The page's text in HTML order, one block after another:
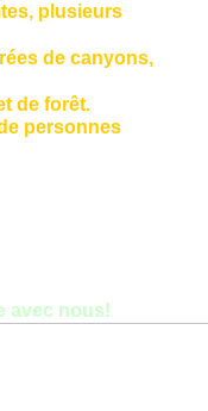
plusieurs
de canyons,
de forêt.
personnes
avec nous!